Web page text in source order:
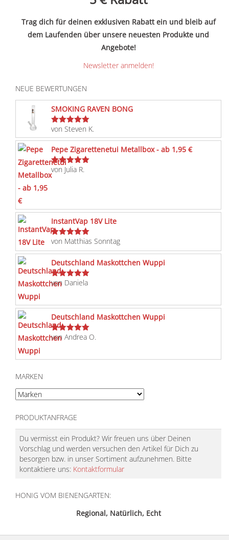
Trag dich für deinen exklusiven Rabatt ein und bleib auf
dem Laufenden über unsere neuesten Produkte und
Angebote!
Newsletter anmelden!
NEUE BEWERTUNGEN
SMOKING RAVEN BONG
Bewertet
mit5von 5
von Steven K.
Pepe Zigarettenetui Metallbox - ab 1,95 €
Bewertet
mit
von Julia R.
InstantVap 18V Lite
Bewertet
von Matthias Sonntag
Deutschland Maskottchen Wuppi
Bewertet
von Daniela
Deutschland Maskottchen Wuppi
Bewertet
von Andrea O.
MARKEN
PRODUKTANFRAGE
Du vermisst ein Produkt? Wir freuen uns über Deinen
Vorschlag und werden versuchen den Artikel für Dich zu
besorgen bzw. in unser Sortiment aufzunehmen. Bitte
kontaktiere uns: Kontaktformular
HONIG VOM BIENENGARTEN:
Regional, Natürlich, Echt